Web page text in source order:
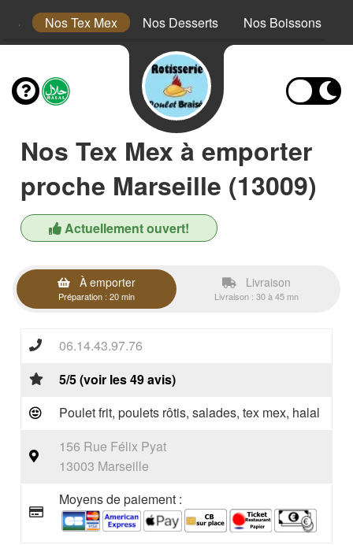
Nos Tex Mex Nos Desserts Nos Boissons
Nos Tex Mex à emporter
proche Marseille (13009)
Actuellement ouvert!
À emporter
Préparation : 20 min
Livraison
Livraison : 30 à 45 mn
06.14.43.97.76
5/5 (voir les 49 avis)
Poulet frit, poulets rôtis, salades, tex mex, halal
156 Rue Félix Pyat
13003 Marseille
Moyens de paiement :